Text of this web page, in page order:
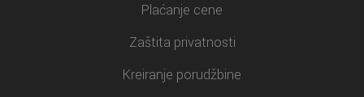
Plaćanje cene
Zaštita privatnosti
Kreiranje porudžbine